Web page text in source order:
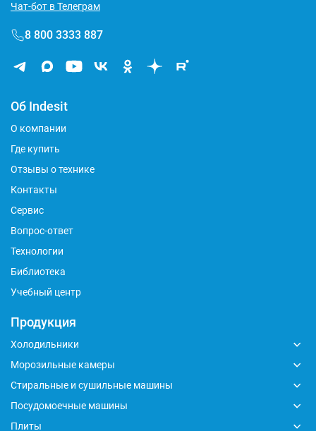
Чат-бот в Телеграм
8 800 3333 887
Об Indesit
О компании
Где купить
Отзывы о технике
Контакты
Сервис
Вопрос-ответ
Технологии
Библиотека
Учебный центр
Продукция
Холодильники
Морозильные камеры
Стиральные и сушильные машины
Посудомоечные машины
Плиты